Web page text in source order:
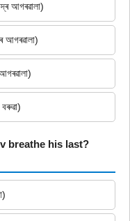
আগৰৱালা)
breathe his last?